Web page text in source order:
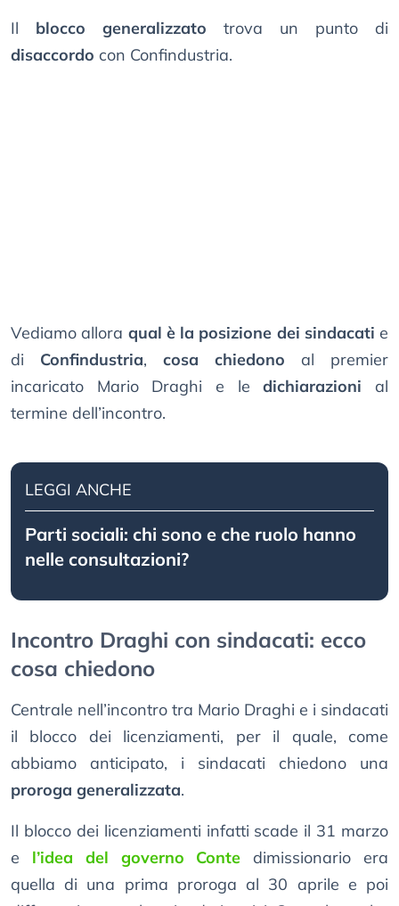
Il blocco generalizzato trova un punto di
disaccordo con Confindustria.
Vediamo allora qual è la posizione dei sindacati e
di Confindustria, cosa chiedono al premier
incaricato Mario Draghi e ledichiarazioni al
termine dell’incontro.
LEGGI ANCHE
Parti sociali: chi sono e che ruolo hanno
nelle consultazioni?
Incontro Draghi con sindacati: ecco
cosa chiedono
Centrale nell’incontro tra Mario Draghi e i sindacati
il blocco dei licenziamenti, per il quale, come
abbiamo anticipato, i sindacati chiedono una
proroga generalizzata.
Il blocco dei licenziamenti infatti scade il 31 marzo
e l’idea del governo Conte dimissionario era
quella di una prima proroga al 30 aprile e poi